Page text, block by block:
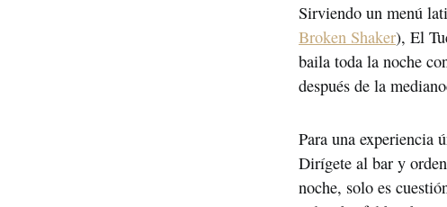
Sirviendo un menú
Broken Shaker), El
baila toda la noche
después de la
Para una experiencia
Dirígete al bar y
noche, solo es